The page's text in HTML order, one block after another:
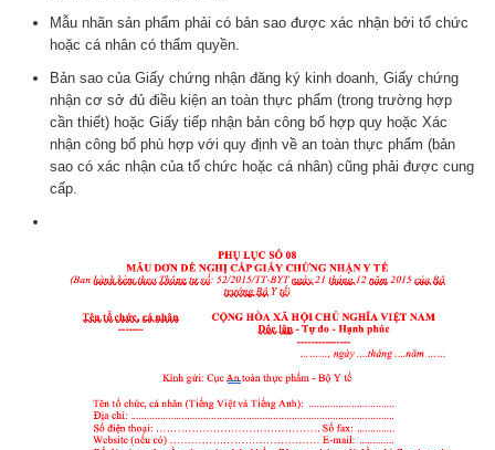
Mẫu nhãn sản phẩm phải có bản sao được xác nhận bởi tổ chức
hoặc cá nhân có thẩm quyền.
Bản sao của Giấy chứng nhận đăng ký kinh doanh, Giấy chứng
nhận cơ sở đủ điều kiện an toàn thực phẩm (trong trường hợp
cần thiết) hoặc Giấy tiếp nhận bản công bố hợp quy hoặc Xác
nhận công bố phù hợp với quy định về an toàn thực phẩm (bản
sao có xác nhận của tổ chức hoặc cá nhân) cũng phải được cung
cấp.